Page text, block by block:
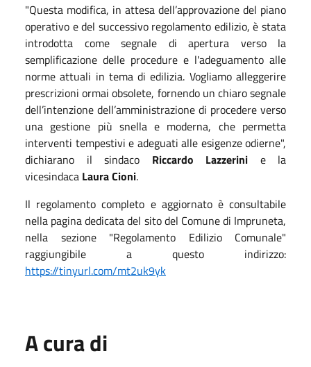
"Questa modifica, in attesa dell’approvazione del piano
operativo e del successivo regolamento edilizio, è stata
introdotta come segnale di apertura verso la
semplificazione delle procedure e l'adeguamento alle
norme attuali in tema di edilizia. Vogliamo alleggerire
prescrizioni ormai obsolete, fornendo un chiaro segnale
dell’intenzione dell’amministrazione di procedere verso
una gestione più snella e moderna, che permetta
interventi tempestivi e adeguati alle esigenze odierne",
dichiarano il sindaco Riccardo Lazzerini e la
vicesindaca Laura Cioni.
Il regolamento completo e aggiornato è consultabile
nella pagina dedicata del sito del Comune di Impruneta,
nella sezione "Regolamento Edilizio Comunale"
raggiungibile a questo indirizzo:
https://tinyurl.com/mt2uk9yk
A cura di